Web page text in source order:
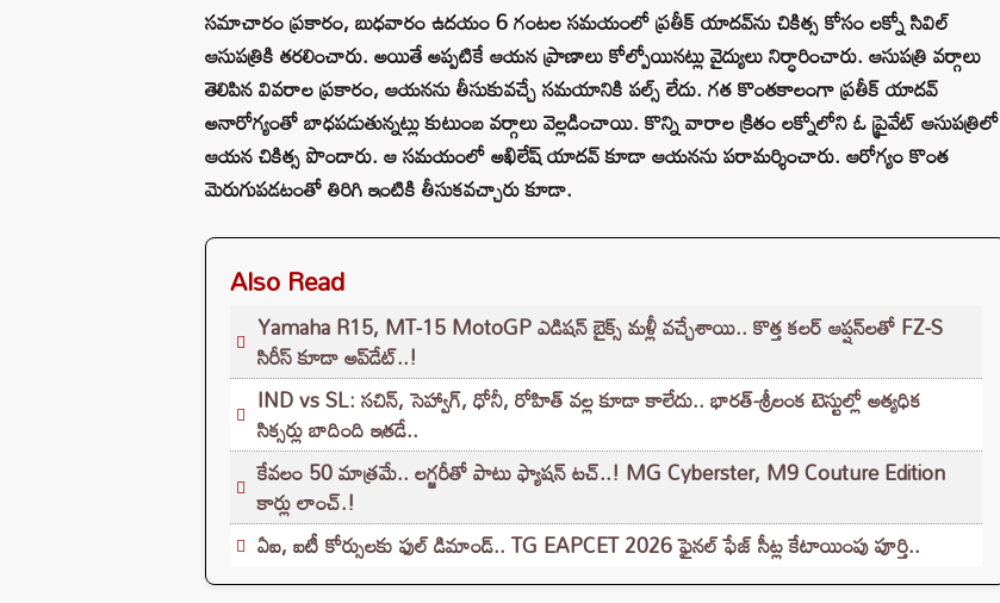
సమాచారం ప్రకారం, బుధవారం ఉదయం 6 గంటల సమయంలో ప్రతీక్ యాదవ్‌ను చికిత్స కోసం లక్నో సివిల్
ఆసుపత్రికి తరలించారు. అయితే అప్పటికే ఆయన ప్రాణాలు కోల్పోయినట్లు వైద్యులు నిర్ధారించారు. ఆసుపత్రి వర్గాలు
తెలిపిన వివరాల ప్రకారం, ఆయనను తీసుకువచ్చే సమయానికి పల్స్ లేదు. గత కొంతకాలంగా ప్రతీక్ యాదవ్
అనారోగ్యంతో బాధపడుతున్నట్లు కుటుంబ వర్గాలు వెల్లడించాయి. కొన్ని వారాల క్రితం లక్నోలోని ఓ ప్రైవేట్ ఆసుపత్రిలో
ఆయన చికిత్స పొందారు. ఆ సమయంలో అఖిలేష్ యాదవ్ కూడా ఆయనను పరామర్శించారు. ఆరోగ్యం కొంత
మెరుగుపడటంతో తిరిగి ఇంటికి తీసుకవచ్చారు కూడా.
Also Read
Yamaha R15, MT-15 MotoGP ఎడిషన్ బైక్స్ మళ్లీ వచ్చేశాయి.. కొత్త కలర్ ఆప్షన్‌లతో FZ-S
సిరీస్ కూడా అప్‌డేట్..!
IND vs SL: సచిన్, సెహ్వాగ్, ధోనీ, రోహిత్‌ వల్ల కూడా కాలేదు.. భారత్-శ్రీలంక టెస్టుల్లో అత్యధిక
సిక్సర్లు బాదింది ఇతడే..
కేవలం 50 మాత్రమే.. లగ్జరీతో పాటు ఫ్యాషన్ టచ్..! MG Cyberster, M9 Couture Edition
కార్లు లాంచ్.!
ఏఐ, ఐటీ కోర్సులకు ఫుల్ డిమాండ్.. TG EAPCET 2026 ఫైనల్ ఫేజ్ సీట్ల కేటాయింపు పూర్తి..